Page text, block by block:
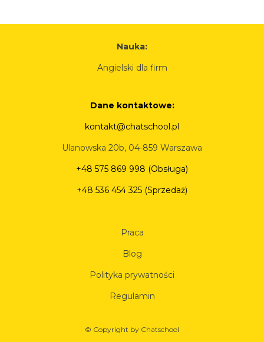
Dane kontaktowe:
kontakt@chatschool.pl
Ulanowska 20b, 04-859 Warszawa
+48 575 869 998 (Obsługa)
+48 536 454 325 (Sprzedaż)
Praca
Blog
Polityka prywatności
Regulamin
Nauka:
Angielski dla firm
© Copyright by Chatschool